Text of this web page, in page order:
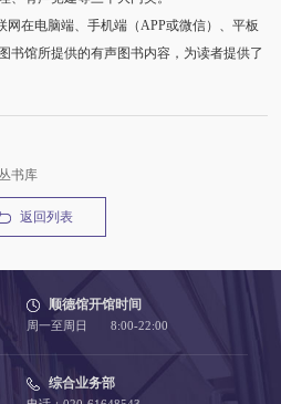
在电脑端、手机端（APP或微信）、平板
书馆所提供的有声图书内容，为读者提供了
书库
返回列表
顺德馆开馆时间
周一至周日 8:00-22:00
综合业务部